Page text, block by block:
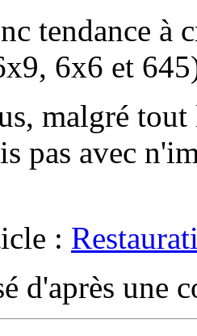
tendance à
6x6 et
malgré
pas avec
:
d'après une